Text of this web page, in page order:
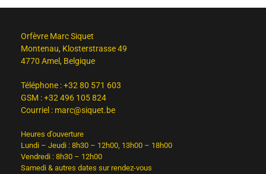
Orfèvre Marc Siquet
Montenau, Klosterstrasse 49
4770 Amel, Belgique
Téléphone :+32 80 571 603
GSM :+32 496 105 824
Courriel : marc@siquet.be
Heures d’ouverture
Lundi – Jeudi : 8h30 – 12h00, 13h00 – 18h00
Vendredi : 8h30 – 12h00
Samedi & autres dates sur rendez-vous